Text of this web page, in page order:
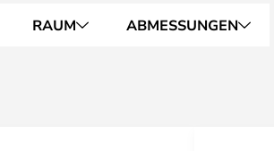
RAUM ABMESSUNGEN